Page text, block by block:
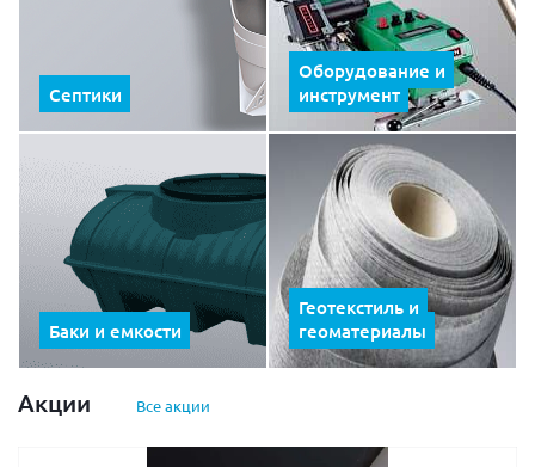
Септики
Оборудование и
инструмент
Баки и емкости
Геотекстиль и
геоматериалы
Акции Все акции